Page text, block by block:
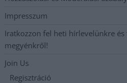
Impresszum
Iratkozzon fel heti hírlevelünkre
megyénkről!
Join Us
Regisztráció